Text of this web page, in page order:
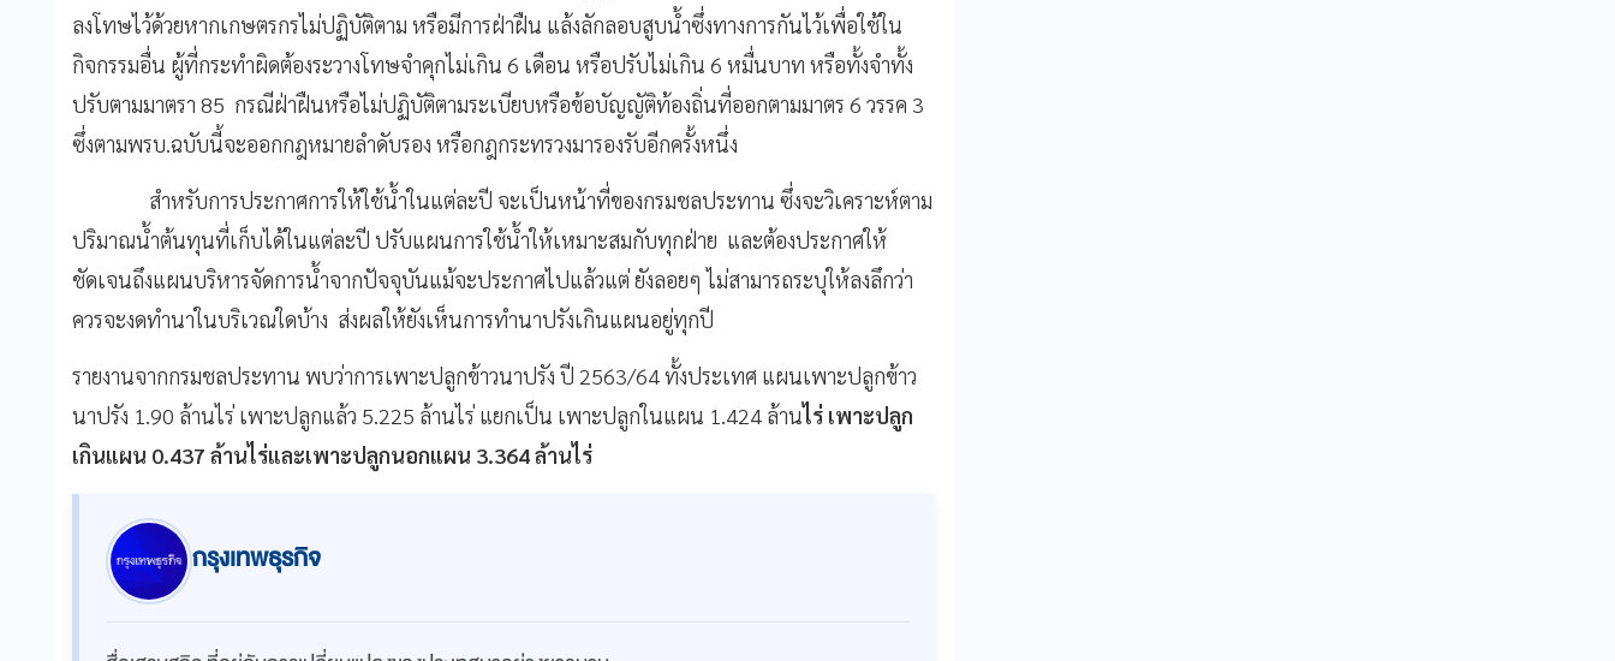
ลงโทษไว้ด้วยหากเกษตรกรไม่ปฏิบัติตาม หรือมีการฝ่าฝืน แล้งลักลอบสูบน้ำซึ่งทางการกันไว้เพื่อใช้ใน
กิจกรรมอื่น ผู้ที่กระทำผิดต้องระวางโทษจำคุกไม่เกิน 6 เดือน หรือปรับไม่เกิน 6 หมื่นบาท หรือทั้งจำทั้ง
ปรับตามมาตรา 85 กรณีฝ่าฝืนหรือไม่ปฏิบัติตามระเบียบหรือข้อบัญญัติท้องถิ่นที่ออกตามมาตร 6 วรรค 3
ซึ่งตามพรบ.ฉบับนี้จะออกกฎหมายลำดับรอง หรือกฎกระทรวงมารองรับอีกครั้งหนึ่ง
สำหรับการประกาศการให้ใช้น้ำในแต่ละปี จะเป็นหน้าที่ของกรมชลประทาน ซึ่งจะวิเคราะห์ตาม
ปริมาณน้ำต้นทุนที่เก็บได้ในแต่ละปี ปรับแผนการใช้น้ำให้เหมาะสมกับทุกฝ่าย และต้องประกาศให้
ชัดเจนถึงแผนบริหารจัดการน้ำจากปัจจุบันแม้จะประกาศไปแล้วแต่ ยังลอยๆ ไม่สามารถระบุให้ลงลึกว่า
ควรจะงดทำนาในบริเวณใดบ้าง ส่งผลให้ยังเห็นการทำนาปรังเกินแผนอยู่ทุกปี
รายงานจากกรมชลประทาน พบว่าการเพาะปลูกข้าวนาปรัง ปี 2563/64 ทั้งประเทศ แผนเพาะปลูกข้าว
นาปรัง 1.90 ล้านไร่ เพาะปลูกแล้ว 5.225 ล้านไร่ แยกเป็น เพาะปลูกในแผน 1.424 ล้านไร่ เพาะปลูก
เกินแผน 0.437 ล้านไร่และเพาะปลูกนอกแผน 3.364 ล้านไร่
กรุงเทพธุรกิจ